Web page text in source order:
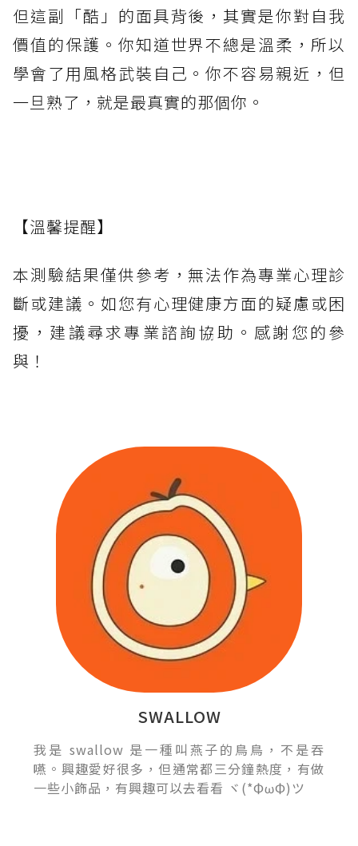
但這副「酷」的面具背後，其實是你對自我
價值的保護。你知道世界不總是溫柔，所以
學會了用風格武裝自己。你不容易親近，但
一旦熟了，就是最真實的那個你。
【溫馨提醒】
本測驗結果僅供參考，無法作為專業心理診
斷或建議。如您有心理健康方面的疑慮或困
擾，建議尋求專業諮詢協助。感謝您的參
與！
SWALLOW
我是 swallow 是一種叫燕子的鳥鳥，不是吞
嚥。興趣愛好很多，但通常都三分鐘熱度，有做
一些小飾品，有興趣可以去看看 ヾ(*ΦωΦ)ツ